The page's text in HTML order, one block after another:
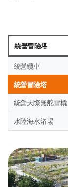
統營冒險塔
統營纜車
統營冒險塔
統營天際無舵雪橇
水陸海水浴場